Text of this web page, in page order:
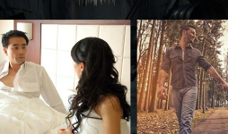
寻人公司